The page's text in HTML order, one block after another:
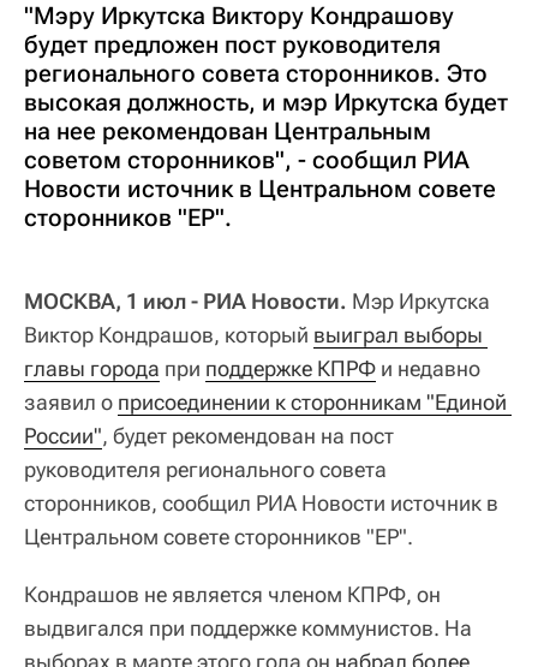
"Мэру Иркутска Виктору Кондрашову
будет предложен пост руководителя
регионального совета сторонников. Это
высокая должность, и мэр Иркутска будет
на нее рекомендован Центральным
советом сторонников", - сообщил РИА
Новости источник в Центральном совете
сторонников "ЕР".
МОСКВА, 1 июл - РИА Новости. Мэр Иркутска
Виктор Кондрашов, который выиграл выборы
главы города при поддержке КПРФ и недавно
заявил о присоединении к сторонникам "Единой
России", будет рекомендован на пост
руководителя регионального совета
сторонников, сообщил РИА Новости источник в
Центральном совете сторонников "ЕР".
Кондрашов не является членом КПРФ, он
выдвигался при поддержке коммунистов. На